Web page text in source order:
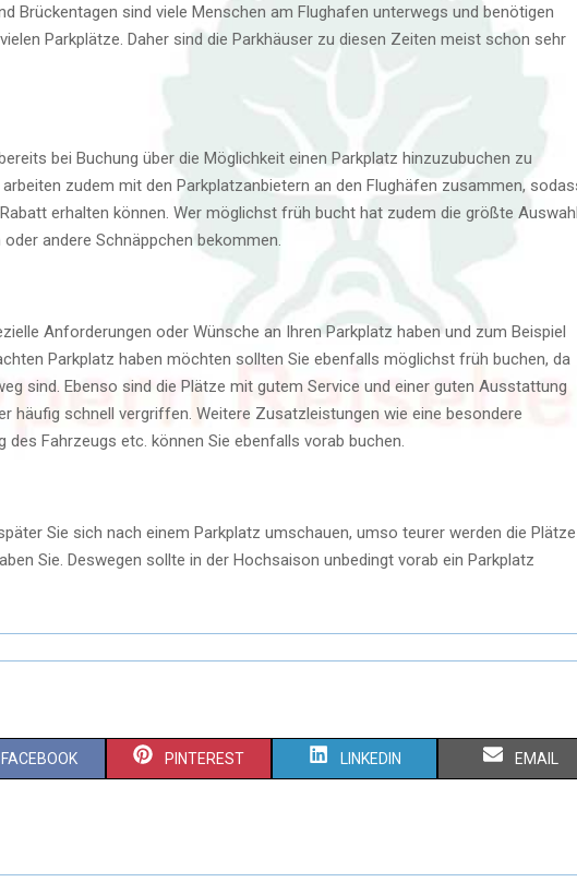
Brückentagen sind viele Menschen am Flughafen unterwegs und benötigen
Parkplätze. Daher sind die Parkhäuser zu diesen Zeiten meist schon sehr
bei Buchung über die Möglichkeit einen Parkplatz hinzuzubuchen zu
zudem mit den Parkplatzanbietern an den Flughäfen zusammen,
erhalten können. Wer möglichst früh bucht hat zudem die größte Auswahl
andere Schnäppchen bekommen.
Anforderungen oder Wünsche an Ihren Parkplatz haben und zum Beispiel
Parkplatz haben möchten sollten Sie ebenfalls möglichst früh buchen, da
sind. Ebenso sind die Plätze mit gutem Service und einer guten Ausstattung
häufig schnell vergriffen. Weitere Zusatzleistungen wie eine besondere
des Fahrzeugs etc. können Sie ebenfalls vorab buchen.
Sie sich nach einem Parkplatz umschauen, umso teurer werden die Plätze
Sie. Deswegen sollte in der Hochsaison unbedingt vorab ein Parkplatz
FACEBOOK PINTEREST LINKEDIN EMAIL